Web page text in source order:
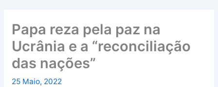
Papa reza pela paz na
Ucrânia e a “reconciliação
das nações”
25 Maio, 2022